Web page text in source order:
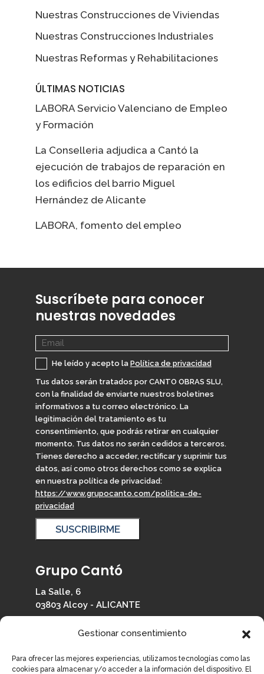
Gestionar consentimiento
Para ofrecer las mejores experiencias, utilizamos tecnologías como las
cookies para almacenar y/o acceder a la información del dispositivo. El
Nuestras Construcciones de Viviendas
Nuestras Construcciones Industriales
Nuestras Reformas y Rehabilitaciones
ÚLTIMAS NOTICIAS
LABORA Servicio Valenciano de Empleo
y Formación
La Conselleria adjudica a Cantó la
ejecución de trabajos de reparación en
los edificios del barrio Miguel
Hernández de Alicante
LABORA, fomento del empleo
Suscríbete para conocer
nuestras novedades
He leído y acepto la Política de privacidad
Tus datos serán tratados por CANTO OBRAS SLU,
con la finalidad de enviarte nuestros boletines
informativos a tu correo electrónico. La
legitimación del tratamiento es tu
consentimiento, que podrás retirar en cualquier
momento. Tus datos no serán cedidos a terceros.
Tienes derecho a acceder, rectificar y suprimir tus
datos, así como otros derechos como se explica
en nuestra política de privacidad:
https://www.grupocanto.com/politica-de-
privacidad
Grupo Cantó
La Salle, 6
03803 Alcoy - ALICANTE
info@grupocanto.com